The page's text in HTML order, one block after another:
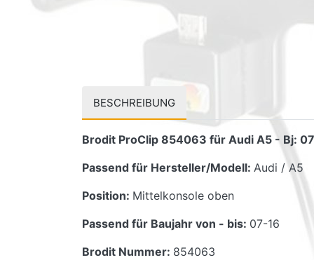
BESCHREIBUNG
Brodit ProClip 854063 für Audi A5 - Bj:
Passend für Hersteller/Modell: Audi / A5
Position: Mittelkonsole oben
Passend für Baujahr von - bis: 07-16
Brodit Nummer: 854063